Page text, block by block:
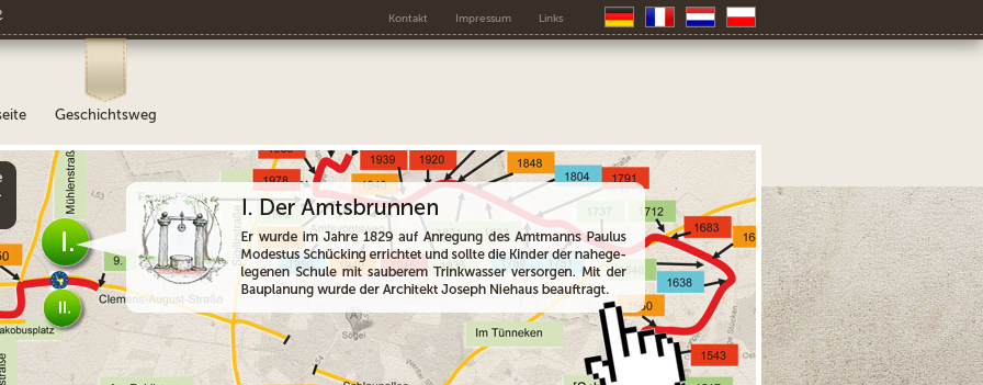
Kontakt Impressum Links
Geschichtsweg